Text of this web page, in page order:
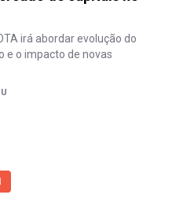
irá abordar evolução do
e o impacto de novas